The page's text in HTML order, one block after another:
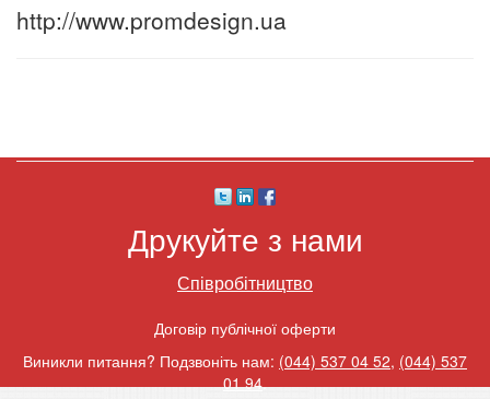
http://www.promdesign.ua
Друкуйте з нами
Співробітництво
Договір публічної оферти
Виникли питання? Подзвоніть нам: (044) 537 04 52, (044) 537
01 94.